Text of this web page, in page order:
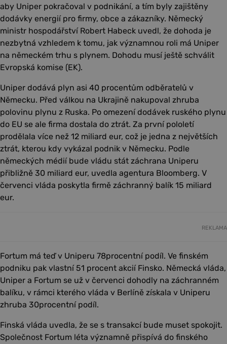
aby Uniper pokračoval v podnikání, a tím byly zajištěny
dodávky energií pro firmy, obce a zákazníky. Německý
ministr hospodářství Robert Habeck uvedl, že dohoda je
nezbytná vzhledem k tomu, jak významnou roli má Uniper
na německém trhu s plynem. Dohodu musí ještě schválit
Evropská komise (EK).
Uniper dodává plyn asi 40 procentům odběratelů v
Německu. Před válkou na Ukrajině nakupoval zhruba
polovinu plynu z Ruska. Po omezení dodávek ruského plynu
do EU se ale firma dostala do ztrát. Za první pololetí
prodělala více než 12 miliard eur, což je jedna z největších
ztrát, kterou kdy vykázal podnik v Německu. Podle
německých médií bude vládu stát záchrana Uniperu
přibližně 30 miliard eur, uvedla agentura Bloomberg. V
červenci vláda poskytla firmě záchranný balík 15 miliard
eur.
REKLAMA
Fortum má teď v Uniperu 78procentní podíl. Ve finském
podniku pak vlastní 51 procent akcií Finsko. Německá vláda,
Uniper a Fortum se už v červenci dohodly na záchranném
balíku, v rámci kterého vláda v Berlíně získala v Uniperu
zhruba 30procentní podíl.
Finská vláda uvedla, že se s transakcí bude muset spokojit.
Společnost Fortum léta významně přispívá do finského